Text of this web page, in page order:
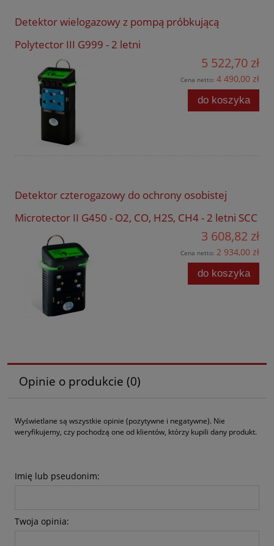
Detektor wielogazowy z pompą próbkującą
Polytector III G999 - 2 letni
5 522,70 zł
Cena netto: 4 490,00 zł
do koszyka
Detektor czterogazowy do ochrony osobistej
Microtector II G450 - O2, CO, H2S, CH4 - 2 letni SCC
3 608,82 zł
Cena netto: 2 934,00 zł
do koszyka
Opinie o produkcie (0)
Wyświetlane są wszystkie opinie (pozytywne i negatywne). Nie
weryfikujemy, czy pochodzą one od klientów, którzy kupili dany produkt.
Imię lub pseudonim:
Twoja opinia: